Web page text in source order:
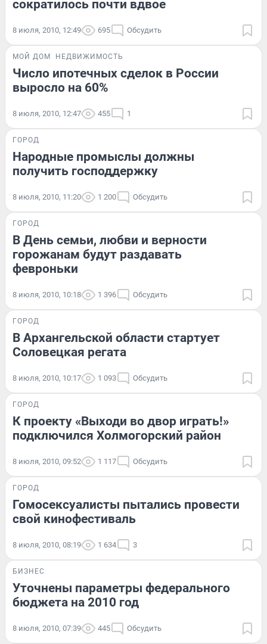
сократилось почти вдвое
8 июля, 2010, 12:49 695 Обсудить
МОЙ ДОМ НЕДВИЖИМОСТЬ
Число ипотечных сделок в России
выросло на 60%
8 июля, 2010, 12:47 455 1
ГОРОД
Народные промыслы должны
получить господдержку
8 июля, 2010, 11:20 1 200 Обсудить
ГОРОД
В День семьи, любви и верности
горожанам будут раздавать
февроньки
8 июля, 2010, 10:18 1 396 Обсудить
ГОРОД
В Архангельской области стартует
Соловецкая регата
8 июля, 2010, 10:17 1 093 Обсудить
ГОРОД
К проекту «Выходи во двор играть!»
подключился Холмогорский район
8 июля, 2010, 09:52 1 117 Обсудить
ГОРОД
Гомосексуалисты пытались провести
свой кинофестиваль
8 июля, 2010, 08:19 1 634 3
БИЗНЕС
Уточнены параметры федерального
бюджета на 2010 год
8 июля, 2010, 07:39 445 Обсудить